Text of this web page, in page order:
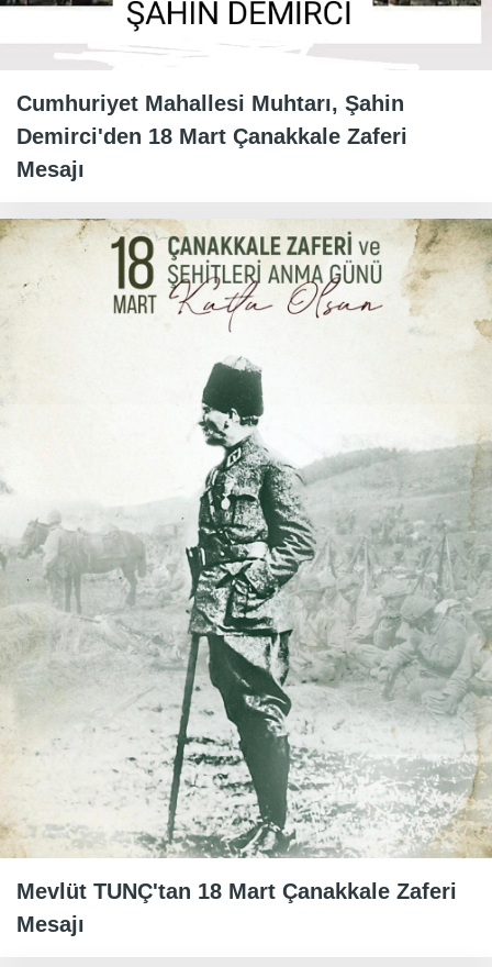
Cumhuriyet Mahallesi Muhtarı, Şahin
Demirci'den 18 Mart Çanakkale Zaferi
Mesajı
Mevlüt TUNÇ'tan 18 Mart Çanakkale Zaferi
Mesajı